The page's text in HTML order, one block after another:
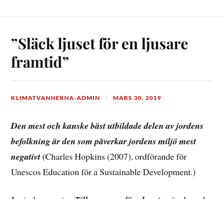
”Släck ljuset för en ljusare
framtid”
KLIMATVANNERNA-ADMIN MARS 30, 2019
Den mest och kanske bäst utbildade delen av jordens
befolkning är den som påverkar jordens miljö mest
negativt(Charles Hopkins (2007), ordförande för
Unescos Education för a Sustainable Development.)